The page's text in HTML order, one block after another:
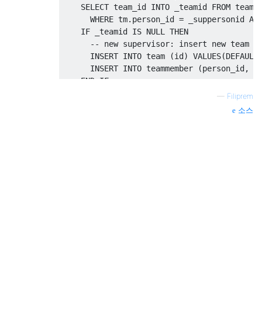
SELECT team_id INTO _teamid FROM
WHERE tm. person_id = _suppersonid
IF _teamid IS NULL
THEN
-- new supervisor: insert new team
INSERT INTO team (id ) VALUES(DEFAULT
INSERT INTO teammember (person_id ,
END
IF
-- insert team member (non-
— Filiprem
소스